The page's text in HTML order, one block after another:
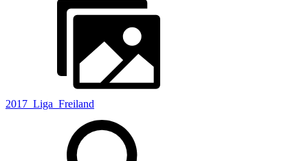
2017_Liga_Freiland